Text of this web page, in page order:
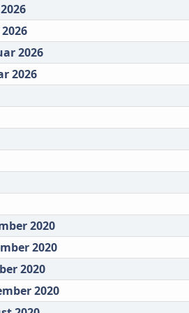
2026
2026
2020
2020
2020
2020